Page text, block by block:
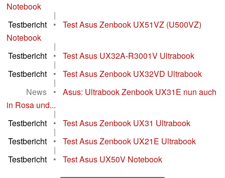
Notebook
|
Testbericht
•
Test Asus Zenbook UX51VZ (U500VZ)
Notebook
|
Testbericht
• Test Asus UX32A-R3001V Ultrabook
|
Testbericht
• Test Asus Zenbook UX32VD Ultrabook
|
News
•
Asus: Ultrabook Zenbook UX31E nun auch
in Rosa und...
|
Testbericht
• Test Asus Zenbook UX31 Ultrabook
|
Testbericht
• Test Asus Zenbook UX21E Ultrabook
|
Testbericht
• Test Asus UX50V Notebook